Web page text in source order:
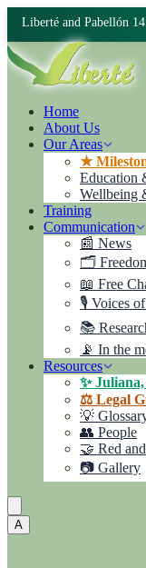
Liberté and Pabellón
Home
About Us
Our Areas
★
Education
Wellbeing
Training
Communication
📰 News
🗂️
📖 Free
🎙️ Voices
📚
📡 In the
Resources
✨
⚖️ Legal
💡
👥 People
🤝 Red
📷 Gallery
A